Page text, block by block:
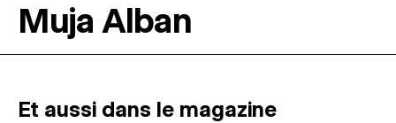
RÉSIDENCES ↓
ATELIERS OUVERTS
Muja Alban
Et aussi dans le magazine